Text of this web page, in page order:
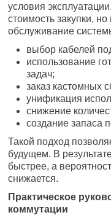
условия
стоимость закупки,
обслуживание
выбор кабелей
использование
задач;
заказ кастомных
унификация
снижение
создание запаса
Такой подход
будущем. В
быстрее, а
снижается.
Практическое
коммутации